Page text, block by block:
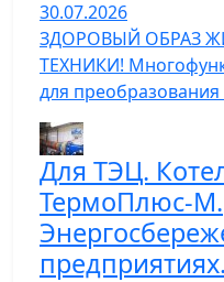
30.07.2026
ЗДОРОВЫЙ ОБРАЗ
ТЕХНИКИ!
для
Для ТЭЦ.
ТермоПлюс-М.
предприятиях.